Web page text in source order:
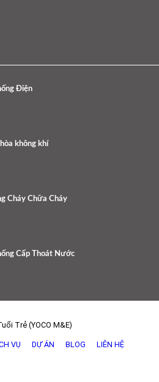
Điện
hòa không khí
Cháy Chữa Cháy
Cấp Thoát Nước
Trẻ (YOCO M&E)
VỤ DỰ ÁN BLOG LIÊN HỆ